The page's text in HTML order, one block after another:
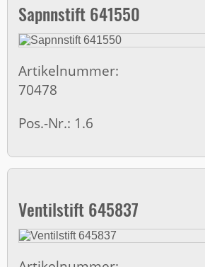
Sapnnstift 641550
Artikelnummer:
70478
Pos.-Nr.: 1.6
Ventilstift 645837